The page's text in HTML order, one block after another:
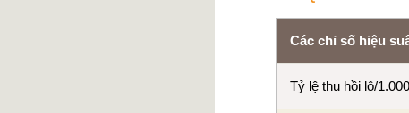
Các chỉ số hiệu
Tỷ lệ thu hồi lô/